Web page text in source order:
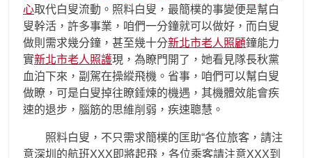
心取代白叟流動。照料白叟，最簡樸的事變便是幫白
叟幹活，許多事業，咱們一分鐘就可以做好，而白叟
做則需求幾分鐘，甚至幾十分新北市老人照顧鐘能力
實新北市老人照護現，為瞭門開了，她看見隊長秋黨
血泊下來，副駕在操縱飛機。省事，咱們可以幫白叟
做瞭，可是白叟掉往瞭錘煉的機遇，其機體效能會疾
速的退步，腦筋的思維削弱，疾速聰慧。
照料白叟，不只需求簡樸的匡助“各位旅客，請注
意深圳的航班XXX即將起飛，各位乘客請注意XXX到